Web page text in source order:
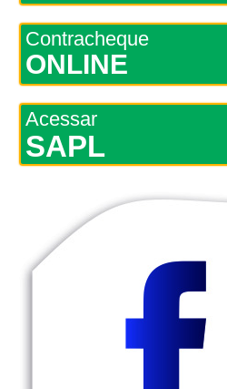
Contracheque
ONLINE
Acessar
SAPL